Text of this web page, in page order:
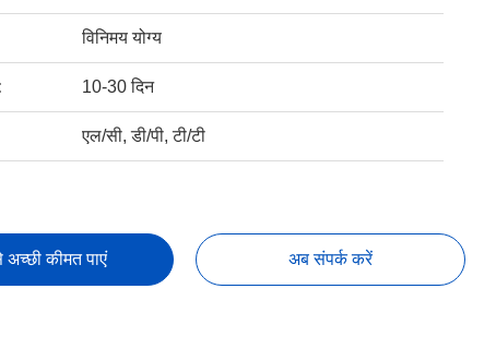
विनिमय योग्य
10-30 दिन
एल/सी, डी/पी, टी/टी
कीमत पाएं अब संपर्क करें